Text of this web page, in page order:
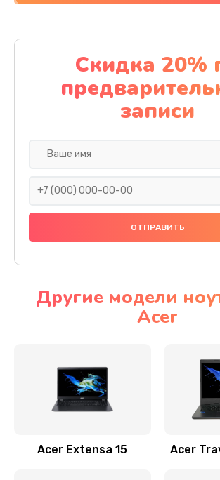
Заказать
Чистка от пыли
1060 руб.
Заказать
Ремонт подсветки
Настройка BIOS
Замена видеочипа
Заказать
Скидка 20%
записи
Другие модели
Acer
Acer Extensa 15 Acer